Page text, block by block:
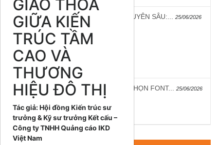
GIAO THOA
GIỮA KIẾN
TRÚC TẦM
CAO VÀ
THƯƠNG
HIỆU ĐÔ THỊ
Tác giả: Hội đồng Kiến trúc sư
trưởng & Kỹ sư trưởng Kết cấu –
Công ty TNHH Quảng cáo IKD
Việt Nam
✍️ BÀI VIẾT CHUYÊN SÂU:... 25/06/2026
✍️ CÁCH LỰA CHỌN FONT... 25/06/2026